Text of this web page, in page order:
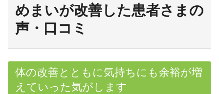
めまいが改善した患者さまの
声・口コミ
体の改善とともに気持ちにも余裕が増
えていった気がします